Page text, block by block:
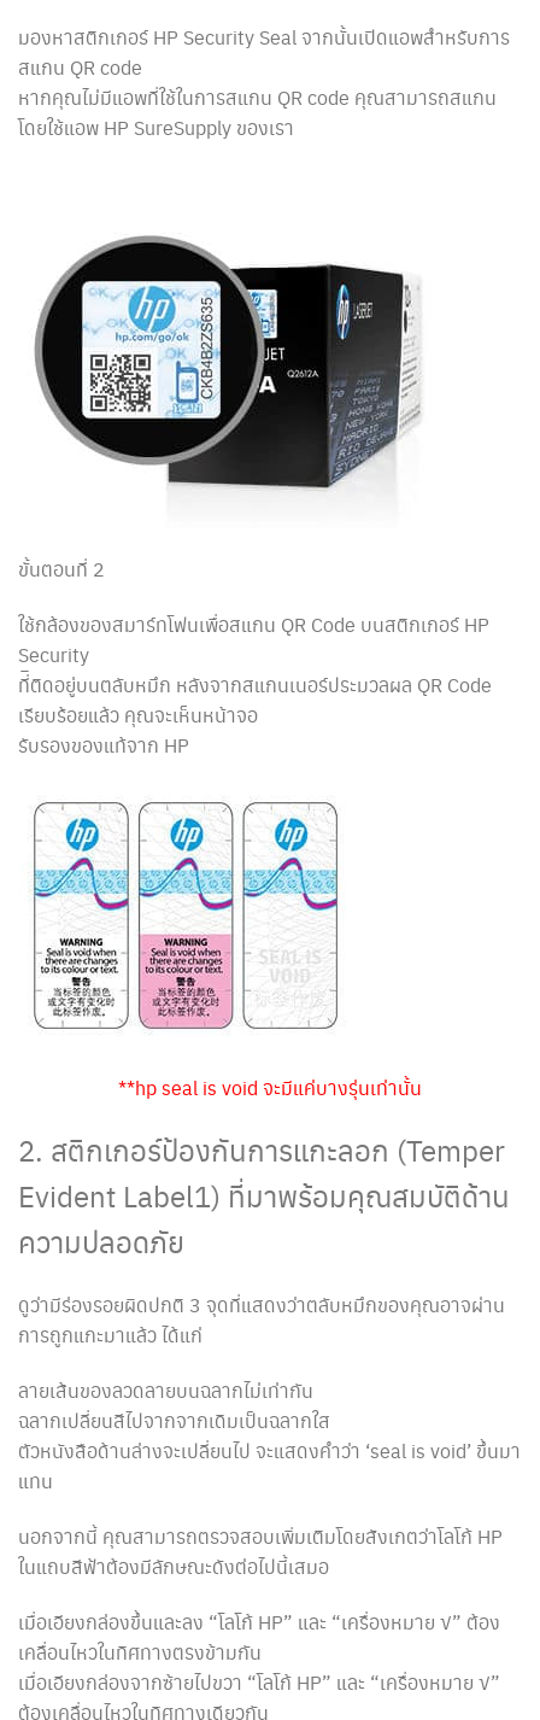
มองหาสติกเกอร์ HP Security Seal จากนั้นเปิดแอพสำหรับการ
สแกน QR code
หากคุณไม่มีแอพที่ใช้ในการสแกน QR code คุณสามารถสแกน
โดยใช้แอพ HP SureSupply ของเรา
ขั้นตอนที่ 2
ใช้กล้องของสมาร์ทโฟนเพื่อสแกน QR Code บนสติกเกอร์ HP
Security
ที่ิติดอยู่บนตลับหมึก หลังจากสแกนเนอร์ประมวลผล QR Code
เรียบร้อยแล้ว คุณจะเห็นหน้าจอ
รับรองของแท้จาก HP
**hp seal is void จะมีแค่บางรุ่นเท่านั้น
2. สติกเกอร์ป้องกันการแกะลอก (Temper
Evident Label1) ที่มาพร้อมคุณสมบัติด้าน
ความปลอดภัย
ดูว่ามีร่องรอยผิดปกติ 3 จุดที่แสดงว่าตลับหมึกของคุณอาจผ่าน
การถูกแกะมาแล้ว ได้แก่
ลายเส้นของลวดลายบนฉลากไม่เท่ากัน
ฉลากเปลี่ยนสีไปจากจากเดิมเป็นฉลากใส
ตัวหนังสือด้านล่างจะเปลี่ยนไป จะแสดงคำว่า ‘seal is void’ ขึ้นมา
แทน
นอกจากนี้ คุณสามารถตรวจสอบเพิ่มเติมโดยสังเกตว่าโลโก้ HP
ในแถบสีฟ้าต้องมีลักษณะดังต่อไปนี้เสมอ
เมื่อเอียงกล่องขึ้นและลง “โลโก้ HP” และ “เครื่องหมาย √” ต้อง
เคลื่อนไหวในทิศทางตรงข้ามกัน
เมื่อเอียงกล่องจากซ้ายไปขวา “โลโก้ HP” และ “เครื่องหมาย √”
ต้องเคลื่อนไหวในทิศทางเดียวกัน